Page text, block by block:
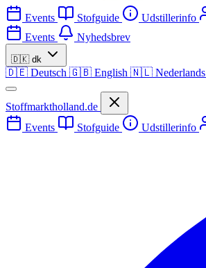
Events Stofguide Udstillerinfo
Events
Nyhedsbrev
🇩🇰 dk
🇩🇪 Deutsch 🇬🇧 English 🇳🇱 Nederlands
Stoffmarktholland.de
Events
Stofguide Udstillerinfo